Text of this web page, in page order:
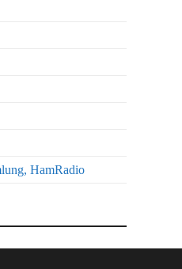
HamRadio